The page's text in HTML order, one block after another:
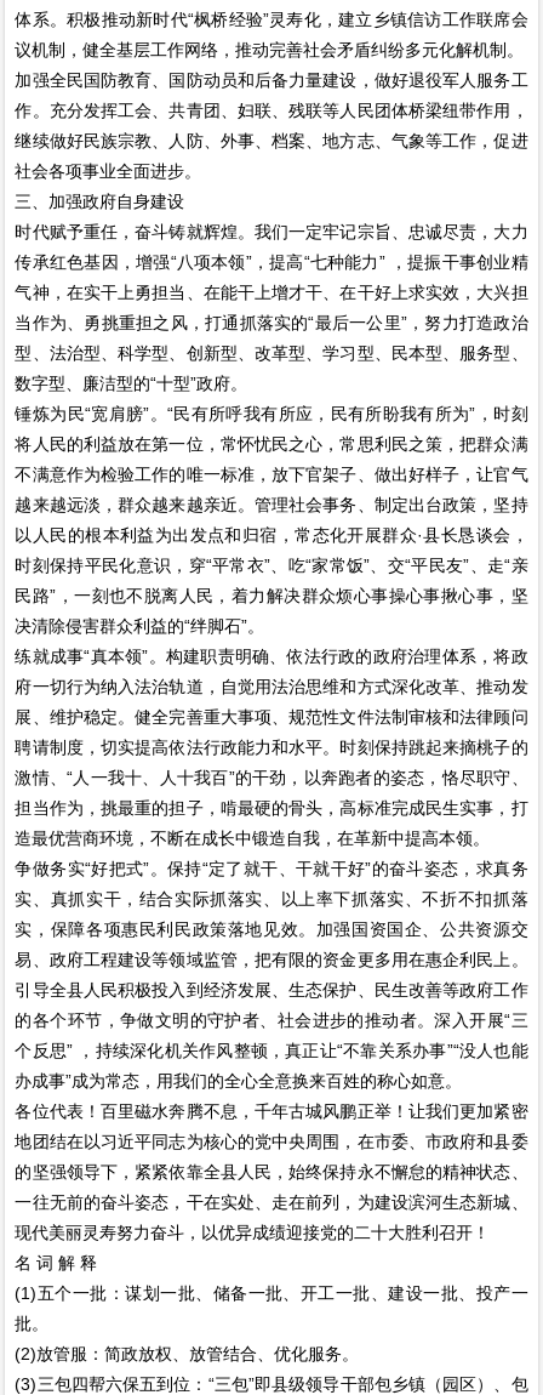
体系。积极推动新时代“枫桥经验”灵寿化，建立乡镇信访工作联席会
议机制，健全基层工作网络，推动完善社会矛盾纠纷多元化解机制。
加强全民国防教育、国防动员和后备力量建设，做好退役军人服务工
作。充分发挥工会、共青团、妇联、残联等人民团体桥梁纽带作用，
继续做好民族宗教、人防、外事、档案、地方志、气象等工作，促进
社会各项事业全面进步。
三、加强政府自身建设
时代赋予重任，奋斗铸就辉煌。我们一定牢记宗旨、忠诚尽责，大力
传承红色基因，增强“八项本领”，提高“七种能力” ，提振干事创业精
气神，在实干上勇担当、在能干上增才干、在干好上求实效，大兴担
当作为、勇挑重担之风，打通抓落实的“最后一公里”，努力打造政治
型、法治型、科学型、创新型、改革型、学习型、民本型、服务型、
数字型、廉洁型的“十型”政府。
锤炼为民“宽肩膀”。“民有所呼我有所应，民有所盼我有所为”，时刻
将人民的利益放在第一位，常怀忧民之心，常思利民之策，把群众满
不满意作为检验工作的唯一标准，放下官架子、做出好样子，让官气
越来越远淡，群众越来越亲近。管理社会事务、制定出台政策，坚持
以人民的根本利益为出发点和归宿，常态化开展群众·县长恳谈会，
时刻保持平民化意识，穿“平常衣”、吃“家常饭”、交“平民友”、走“亲
民路”，一刻也不脱离人民，着力解决群众烦心事操心事揪心事，坚
决清除侵害群众利益的“绊脚石”。
练就成事“真本领”。构建职责明确、依法行政的政府治理体系，将政
府一切行为纳入法治轨道，自觉用法治思维和方式深化改革、推动发
展、维护稳定。健全完善重大事项、规范性文件法制审核和法律顾问
聘请制度，切实提高依法行政能力和水平。时刻保持跳起来摘桃子的
激情、“人一我十、人十我百”的干劲，以奔跑者的姿态，恪尽职守、
担当作为，挑最重的担子，啃最硬的骨头，高标准完成民生实事，打
造最优营商环境，不断在成长中锻造自我，在革新中提高本领。
争做务实“好把式”。保持“定了就干、干就干好”的奋斗姿态，求真务
实、真抓实干，结合实际抓落实、以上率下抓落实、不折不扣抓落
实，保障各项惠民利民政策落地见效。加强国资国企、公共资源交
易、政府工程建设等领域监管，把有限的资金更多用在惠企利民上。
引导全县人民积极投入到经济发展、生态保护、民生改善等政府工作
的各个环节，争做文明的守护者、社会进步的推动者。深入开展“三
个反思” ，持续深化机关作风整顿，真正让“不靠关系办事”“没人也能
办成事”成为常态，用我们的全心全意换来百姓的称心如意。
各位代表！百里磁水奔腾不息，千年古城风鹏正举！让我们更加紧密
地团结在以习近平同志为核心的党中央周围，在市委、市政府和县委
的坚强领导下，紧紧依靠全县人民，始终保持永不懈怠的精神状态、
一往无前的奋斗姿态，干在实处、走在前列，为建设滨河生态新城、
现代美丽灵寿努力奋斗，以优异成绩迎接党的二十大胜利召开！
名 词 解 释
(1)五个一批：谋划一批、储备一批、开工一批、建设一批、投产一
批。
(2)放管服：简政放权、放管结合、优化服务。
(3)三包四帮六保五到位：“三包”即县级领导干部包乡镇（园区）、包